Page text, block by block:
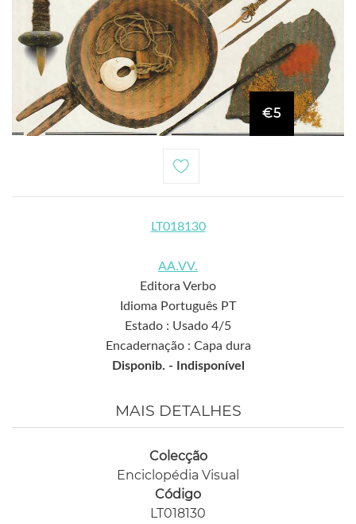
€5
LT018130
AA.VV.
Editora Verbo
Idioma Português PT
Estado : Usado 4/5
Encadernação : Capa dura
Disponib. -
Indisponível
MAIS DETALHES
Colecção
Enciclopédia Visual
Código
LT018130